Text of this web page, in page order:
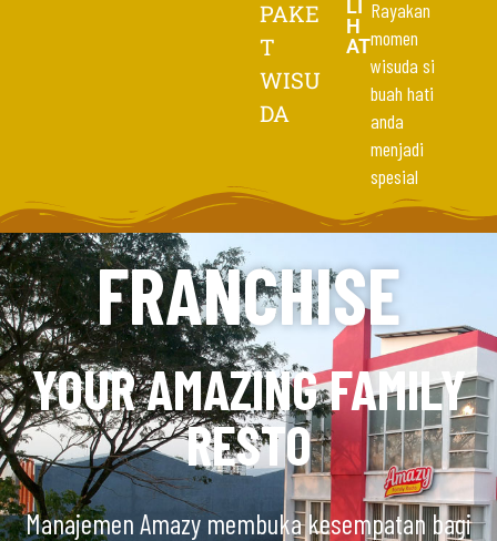
PAKE
T
WISU
DA
LI
H
AT
Rayakan
momen
wisuda si
buah hati
anda
menjadi
spesial
FRANCHISE
YOUR AMAZING FAMILY
RESTO
Manajemen Amazy membuka kesempatan bagi